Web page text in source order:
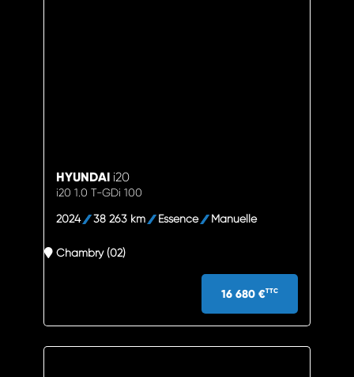
HYUNDAI i20
i20 1.0 T-GDi 100
2024 38 263 km Essence Manuelle
Chambry (02)
16 680 €TTC